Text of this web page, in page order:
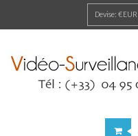
Devise: €EUR